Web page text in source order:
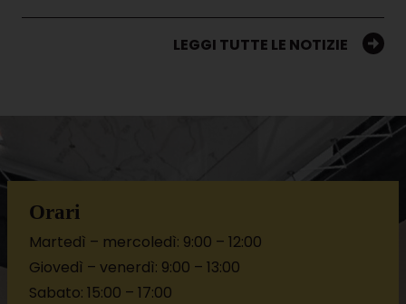
LEGGI TUTTE LE NOTIZIE
Orari
Martedì – mercoledì: 9:00 – 12:00
Giovedì – venerdì: 9:00 – 13:00
Sabato: 15:00 – 17:00